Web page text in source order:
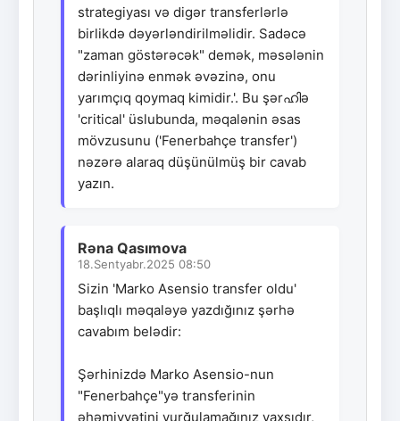
strategiyası və digər transferlərlə
birlikdə dəyərləndirilməlidir. Sadəcə
"zaman göstərəcək" demək, məsələnin
dərinliyinə enmək əvəzinə, onu
yarımçıq qoymaq kimidir.'. Bu şərഹിə
'critical' üslubunda, məqalənin əsas
mövzusunu ('Fenerbahçe transfer')
nəzərə alaraq düşünülmüş bir cavab
yazın.
Rəna Qasımova
18.Sentyabr.2025 08:50
Sizin 'Marko Asensio transfer oldu'
başlıqlı məqaləyə yazdığınız şərhə
cavabım belədir:
Şərhinizdə Marko Asensio-nun
"Fenerbahçe"yə transferinin
əhəmiyyətini vurğulamağınız yaxşıdır,